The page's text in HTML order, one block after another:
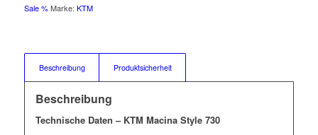
Sale % Marke: KTM
Beschreibung Produktsicherheit
Beschreibung
Technische Daten – KTM Macina Style 730